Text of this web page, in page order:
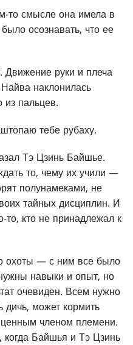
то смысле она имела в
осознавать, что ее
Движение руки и плеча
наклонилась
из пальцев.
тебе рубаху.
Тэ Цзинь Байшье.
то, чему их учили —
полунамеками, не
тайных дисциплин. И
то, кто не принадлежал к
охоты — с ним все было
навыки и опыт, но
очевиден. Всем нужно
дичь, может кормить
ценным членом племени.
когда Байшья и Тэ Цзинь